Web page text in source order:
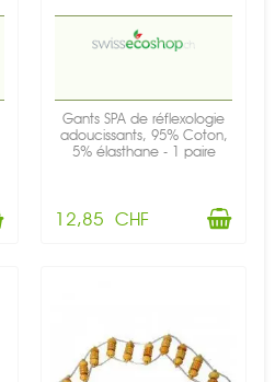
Gants SPA de réflexologie
adoucissants, 95% Coton,
5% élasthane - 1 paire
12,85 CHF